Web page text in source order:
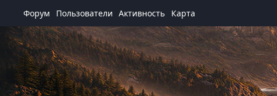
Форум Пользователи Активность Карта